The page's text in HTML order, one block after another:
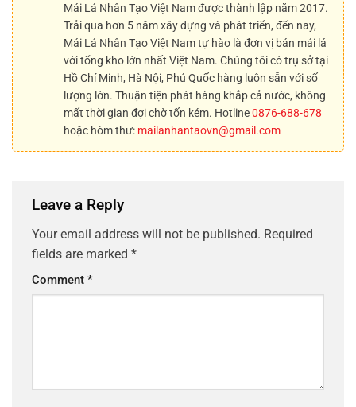
Mái Lá Nhân Tạo Việt Nam được thành lập năm 2017.
Trải qua hơn 5 năm xây dựng và phát triển, đến nay,
Mái Lá Nhân Tạo Việt Nam tự hào là đơn vị bán mái lá
với tổng kho lớn nhất Việt Nam. Chúng tôi có trụ sở tại
Hồ Chí Minh, Hà Nội, Phú Quốc hàng luôn sẵn với số
lượng lớn. Thuận tiện phát hàng khắp cả nước, không
mất thời gian đợi chờ tốn kém. Hotline0876-688-678
hoặc hòm thư: mailanhantaovn@gmail.com
Leave a Reply
Your email address will not be published. Required
fields are marked *
Comment *